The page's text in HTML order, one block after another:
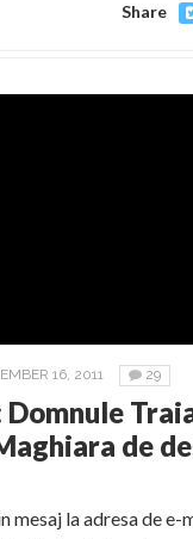
Share
16, 2011 29
de
la adresa de e-